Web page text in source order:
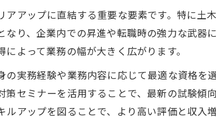
技術士や国家資格と土木資格の関連性
福井県建設技術協会が示す技術力向上策
これから伸びる土木業界の資格取得法
土木資格取得で将来性あるキャリアを築
土木分野の合格戦略と学習スケジュー
福井県建設業界で役立つ資格取得ノウハ
アップに直結する重要な要素です。特に土
り、企業内での昇進や転職時の強力な武器
よって業務の幅が大きく広がります。
実務経験や業務内容に応じて最適な資格を
セミナーを活用することで、最新の試験傾
アップを図ることで、より高い評価と収入増